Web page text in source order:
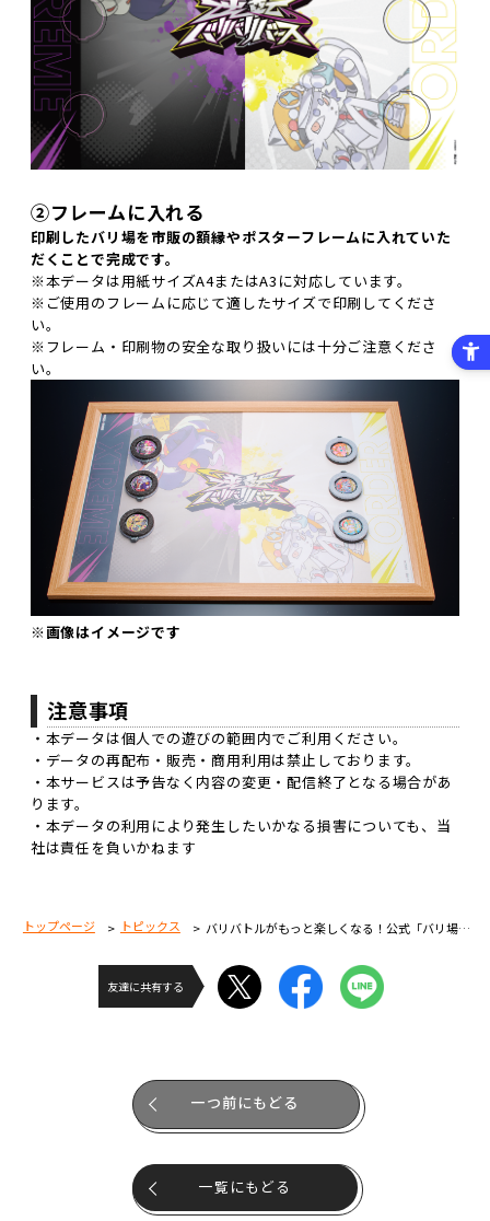
②フレームに入れる
印刷したバリ場を市販の額縁やポスターフレームに入れていた
だくことで完成です。
※本データは用紙サイズA4またはA3に対応しています。
※ご使用のフレームに応じて適したサイズで印刷してくださ
い。
※フレーム・印刷物の安全な取り扱いには十分ご注意くださ
い。
※画像はイメージです
注意事項
・本データは個人での遊びの範囲内でご利用ください。
・データの再配布・販売・商用利用は禁止しております。
・本サービスは予告なく内容の変更・配信終了となる場合があ
ります。
・本データの利用により発生したいかなる損害についても、当
社は責任を負いかねます
トップページ トピックス バリバトルがもっと楽しくなる！公式「バリ場」無料配布開始！！
友達に共有する
一つ前にもどる
一覧にもどる